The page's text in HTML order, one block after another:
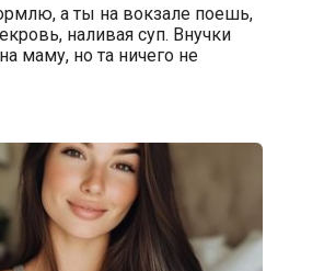
а ты на вокзале поешь,
наливая суп. Внучки
маму, но та ничего не